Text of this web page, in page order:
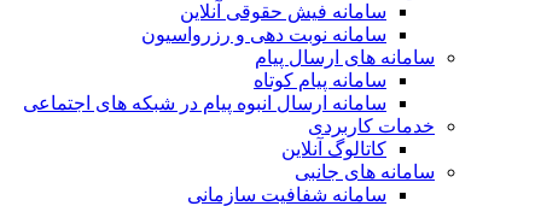
سامانه فیش حقوقی آنلاین
سامانه نوبت دهی و رزرواسیون
سامانه های ارسال پیام
سامانه پیام کوتاه
سامانه ارسال انبوه پیام در شبکه های اجتماعی
خدمات کاربردی
کاتالوگ آنلاین
سامانه های جانبی
سامانه شفافیت سازمانی